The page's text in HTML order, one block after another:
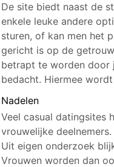
De site biedt naast de
enkele leuke andere
sturen, of kan men het
gericht is op de
betrapt te worden door
bedacht. Hiermee
Nadelen
Veel casual datingsites
vrouwelijke
Uit eigen onderzoek
Vrouwen worden dan